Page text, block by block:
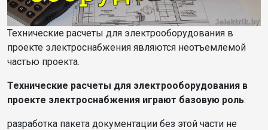
Технические расчеты для электрооборудования в
проекте электроснабжения являются неотъемлемой
частью проекта.
Технические расчеты для электрооборудования в
проекте электроснабжения играют базовую роль:
разработка пакета документации без этой части не